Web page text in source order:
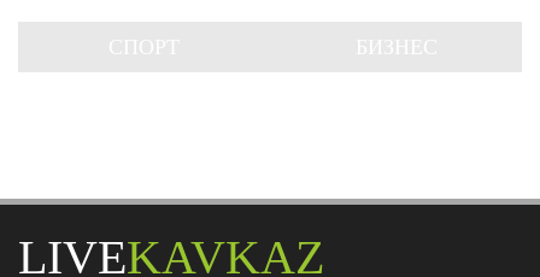
LIVEKAVKAZ